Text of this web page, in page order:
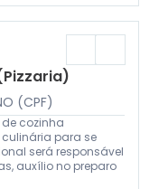
(CPF)
cozinha
para se
será responsável
auxílio no preparo